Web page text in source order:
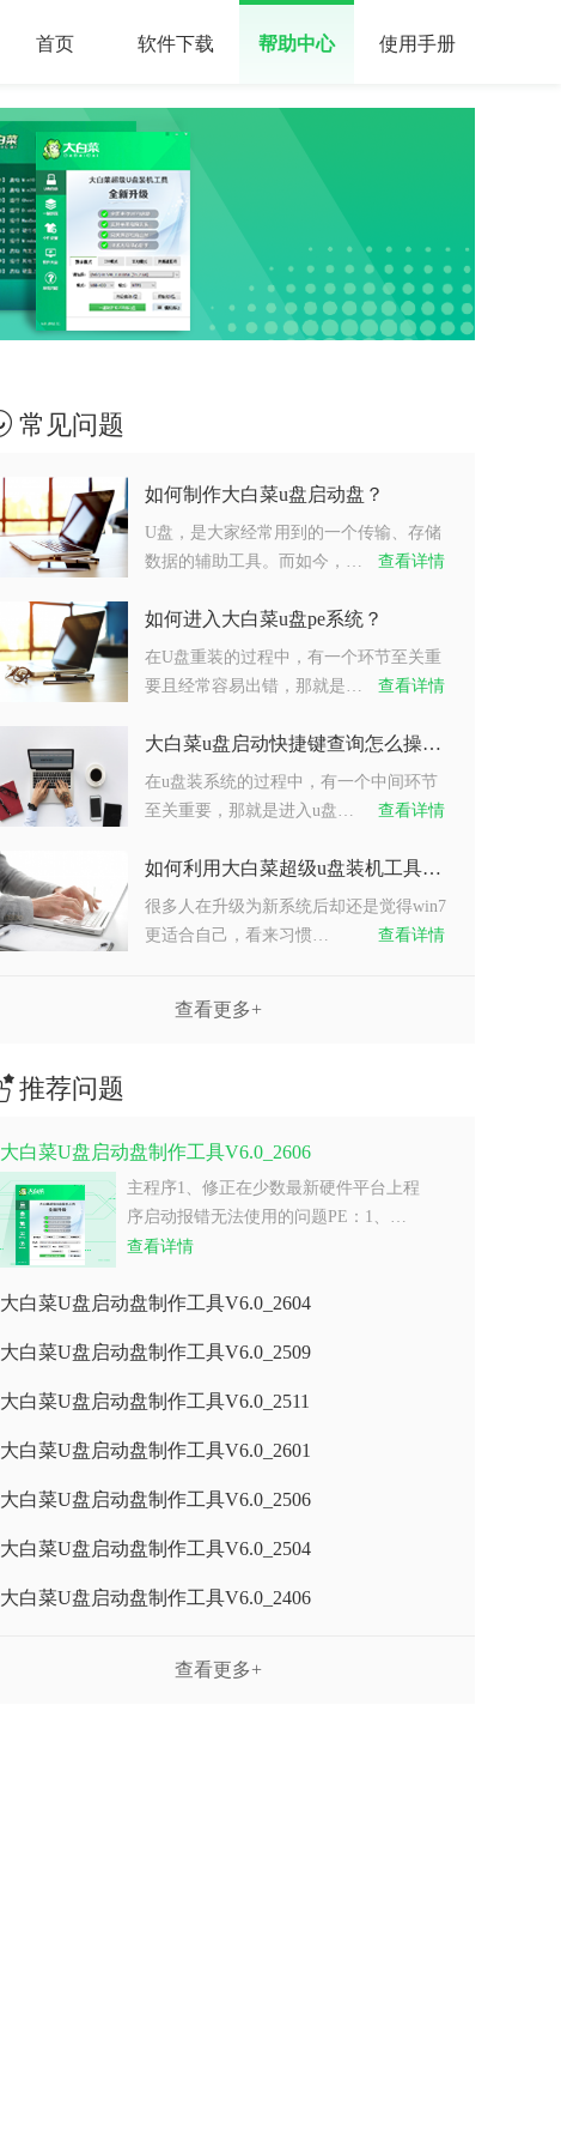
首页 软件下载 帮助中心 使用手册
常见问题
如何制作大白菜u盘启动盘？
U盘，是大家经常用到的一个传输、存储
数据的辅助工具。而如今，…
查看详情
如何进入大白菜u盘pe系统？
在U盘重装的过程中，有一个环节至关重
要且经常容易出错，那就是…
查看详情
大白菜u盘启动快捷键查询怎么操作？
在u盘装系统的过程中，有一个中间环节
至关重要，那就是进入u盘…
查看详情
如何利用大白菜超级u盘装机工具重装系统win7？
很多人在升级为新系统后却还是觉得win7
更适合自己，看来习惯…
查看详情
查看更多+
推荐问题
大白菜U盘启动盘制作工具V6.0_2606
主程序1、修正在少数最新硬件平台上程
序启动报错无法使用的问题PE：1、…
查看详情
大白菜U盘启动盘制作工具V6.0_2604
大白菜U盘启动盘制作工具V6.0_2509
大白菜U盘启动盘制作工具V6.0_2511
大白菜U盘启动盘制作工具V6.0_2601
大白菜U盘启动盘制作工具V6.0_2506
大白菜U盘启动盘制作工具V6.0_2504
大白菜U盘启动盘制作工具V6.0_2406
查看更多+